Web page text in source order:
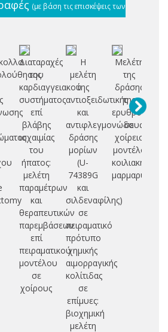
(με βάση τις επισκέψεις των
Διαταραχές
του
καρδιαγγειακού
συστήματος
επί
βλάβης
ισχαιμίας
του
ήπατος:
μελέτη
παραμέτρων
και
θεραπευτικών
παρεμβάσεων
επί
πειραματικού
μοντέλου
σε
χοίρους
Η
μελέτη
της
αντιοξειδωτικής
και
αντιφλεγμονώδους
δράσης
μορίων
(U-
74389G
και
σιλδεναφίλης)
σε
πειραματικό
πρότυπο
χημικής
αιμορραγικής
κολίτιδας
σε
επίμυες:
βιοχημική
μελέτη
Μελέτη
της
δράσης
της
σε
χοίρειο
μοντέλο
κοιλιακής
μαρμαρυγής